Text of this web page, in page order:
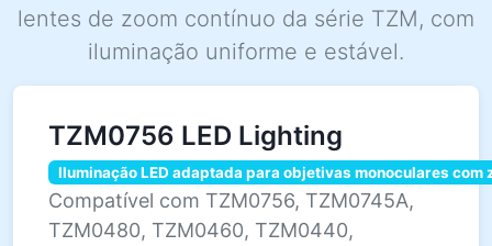
lentes de zoom contínuo da série TZM, com
iluminação uniforme e estável.
TZM0756 LED Lighting
Iluminação LED adaptada para objetivas monoculares com
Compatível com TZM0756, TZM0745A,
TZM0480, TZM0460, TZM0440,